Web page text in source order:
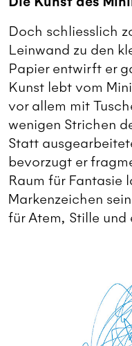
Doch schliesslich
Leinwand zu den
Papier entwirft er
Kunst lebt vom
vor allem mit
wenigen Strichen
Statt
bevorzugt er
Raum für Fantasie
Markenzeichen
für Atem, Stille und